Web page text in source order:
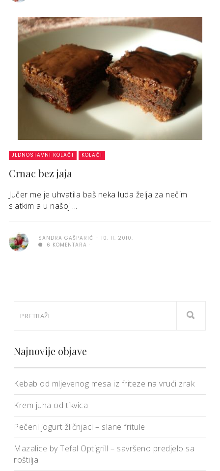
JEDNOSTAVNI KOLAČI KOLAČI
Crnac bez jaja
Jučer me je uhvatila baš neka luda želja za nečim
slatkim a u našoj ...
SANDRA GAŠPARIĆ
10. 11. 2010.
6 KOMENTARA
Najnovije objave
Kebab od mljevenog mesa iz friteze na vrući zrak
Krem juha od tikvica
Pečeni jogurt žličnjaci – slane fritule
Mazalice by Tefal Optigrill – savršeno predjelo sa
roštilja